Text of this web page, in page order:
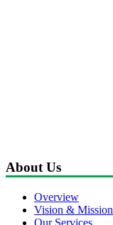
About Us
Overview
Vision & Mission